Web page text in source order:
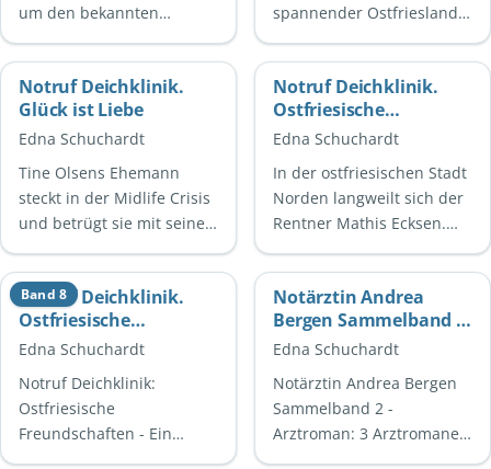
um den bekannten
Shantysänger Johnny
Hansen zu interviewen
und endlich ihre Freunde
Paulina und …
spannender Ostfriesland
Roman Notruf Deichklinik:
Wie ein Fels in der
Brandung ist …
Notruf Deichklinik.
Glück ist Liebe
Edna Schuchardt
Tine Olsens Ehemann
steckt in der Midlife Crisis
und betrügt sie mit seiner
Geliebten. Doch sie ist kein
Mensch, der einfach
aufgibt und …
Notruf Deichklinik.
Ostfriesische
Freundschaften
Edna Schuchardt
In der ostfriesischen Stadt
Norden langweilt sich der
Rentner Mathis Ecksen.
Nur seiner jungen
Nachbarin Femke
Ostendorf zuzuwinken
macht …
Band 8
Notruf Deichklinik.
Ostfriesische
Freundschaften:
(Ostfriesland Roman 8)
Edna Schuchardt
Notruf Deichklinik:
Ostfriesische
Freundschaften - Ein
Ostfriesland Roman voller
Notärztin Andrea
Bergen Sammelband 2
- Arztroman: 3
Band
Edna Schuchardt
Notärztin Andrea Bergen
Sammelband 2 -
Arztroman: 3 Arztromane
in einem BandNotärztin